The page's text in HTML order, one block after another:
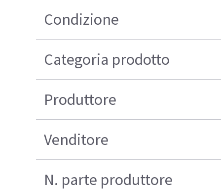
Condizione
Categoria prodotto
Produttore
Venditore
N. parte produttore